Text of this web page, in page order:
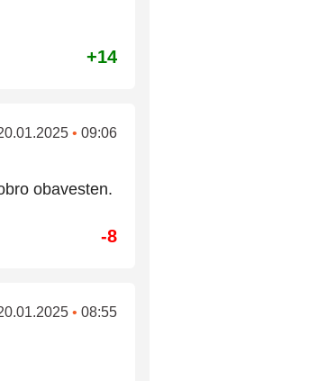
+14
• 09:06
obavesten.
-8
• 08:55